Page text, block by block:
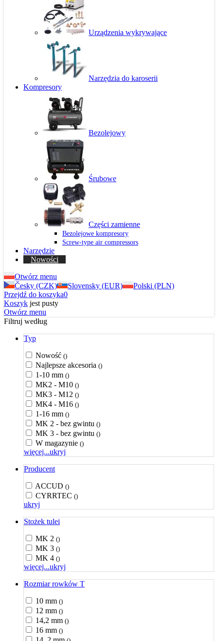
Urządzenia wykrywające
Narzędzia do karoserii
Kompresory
Bezolejowy
Śrubowe
Części zamienne
Bezolejowe kompresory
Screw-type air compressors
Narzędzie
Nowości
Otwórz menu
Česky (CZK)
Slovensky (EUR)
Polski (PLN)
Przejdź do koszyka0
Koszyk jest pusty
Otwórz menu
Filtruj według
Typ
Nowość ()
Najlepsze akcesoria ()
1-10 mm ()
MK2 - M10 ()
MK3 - M12 ()
MK4 - M16 ()
1-16 mm ()
MK 2 - bez gwintu ()
MK 3 - bez gwintu ()
W magazynie ()
więcej...ukryj
Producent
ACCUD ()
CYRRTEC ()
ukryj
Stożek tulei
MK 2 ()
MK 3 ()
MK 4 ()
więcej...ukryj
Rozmiar rowków T
10 mm ()
12 mm ()
14,2 mm ()
16 mm ()